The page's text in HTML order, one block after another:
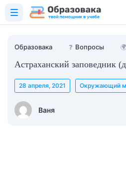
Образовака ❓ Вопросы
Астраханский заповедник
Ваня
28 апреля, 2021 Окружающий